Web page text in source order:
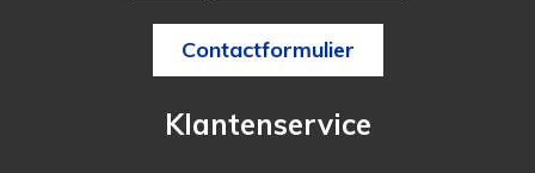
Contactformulier
Klantenservice